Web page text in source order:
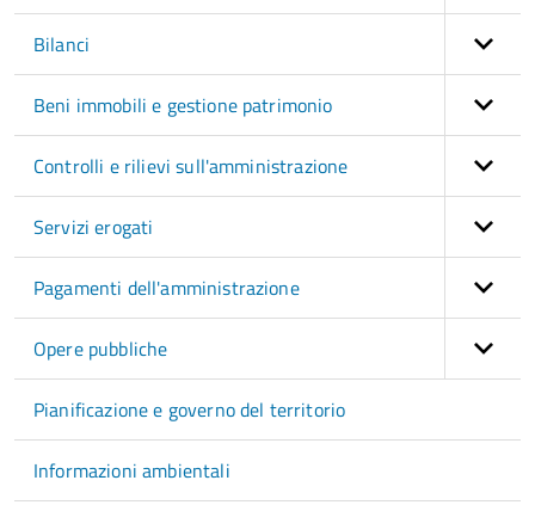
Bilanci
Beni immobili e gestione patrimonio
Controlli e rilievi sull'amministrazione
Servizi erogati
Pagamenti dell'amministrazione
Opere pubbliche
Pianificazione e governo del territorio
Informazioni ambientali